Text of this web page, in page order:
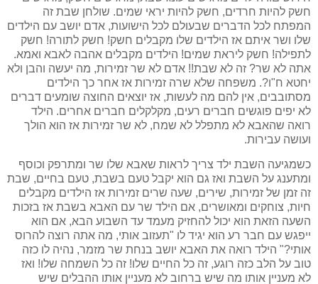
חשק להיות חרדים, חשק להיות יראי שמים. שולחן שבת זה
המפתח לכל הדברים שבעולם לכל הישועות, אדם יושב עם הילדים
שלו ושר איתם אז הילדים שלו מקבלים חשק! חשק לתורה! חשק
לתפילה! חשק ליראת שמים! הילדים מקבלים אהבה לאבא ואמא.
אתה לא שר? זה לא שבת!! אדם לא שר זמירות, מה יעשה והבן ולא
יחטא ח"ו?. משפחה שלא שרה זמירות אז אחר כך הילדים
מסתובבים, אין להם מה לעשות, אז יוצאים החוצה שומעים דברים
לא יפים פוגשים חברים רעים, מקלקלים חברים אחרים. הילד
רואה שהאבא לא מתפלל לא שמח, לא שר זמירות אז הוא הולך
ועושה עבירות.
כשמגיעה השבת ילד צריך לראות שאבא שלו שר ומתרפק וכוסף
ומתענג על השבת ואז גם הוא יקבל טעם בשבת, טעם בחיים, שבת
זה זמן של זמירות, שירים, שעה שרים זמירות אז הילדים מקבלים
חיות, צוחקים ומאושרים, אם הילד שר עם האבא בשבת אז בזכות
השעה הזאת הוא יכול להחזיק מעמד עד השבוע הבא, אם הוא
ייפגש עם חבר רע הוא יגיד לו "תעזוב אותי, מה אתה רוצה להרוס
אותי?" הילד רואה את האבא יושב בנחת שר מזמר, נהיה לו כזה
טוב על הלב כזה רוגע, זה כל החיים שלו! זה כל השמחה שלו! ואז
לא מעניין אותו מה שיש ברחוב לא מעניין אותו ההבלים שיש